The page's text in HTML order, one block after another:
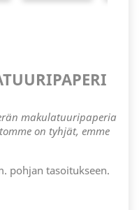
makulatuuripaperia
on tyhjät, emme
pohjan tasoitukseen.